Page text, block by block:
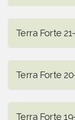
Terra Forte
Terra Forte
Terra Forte